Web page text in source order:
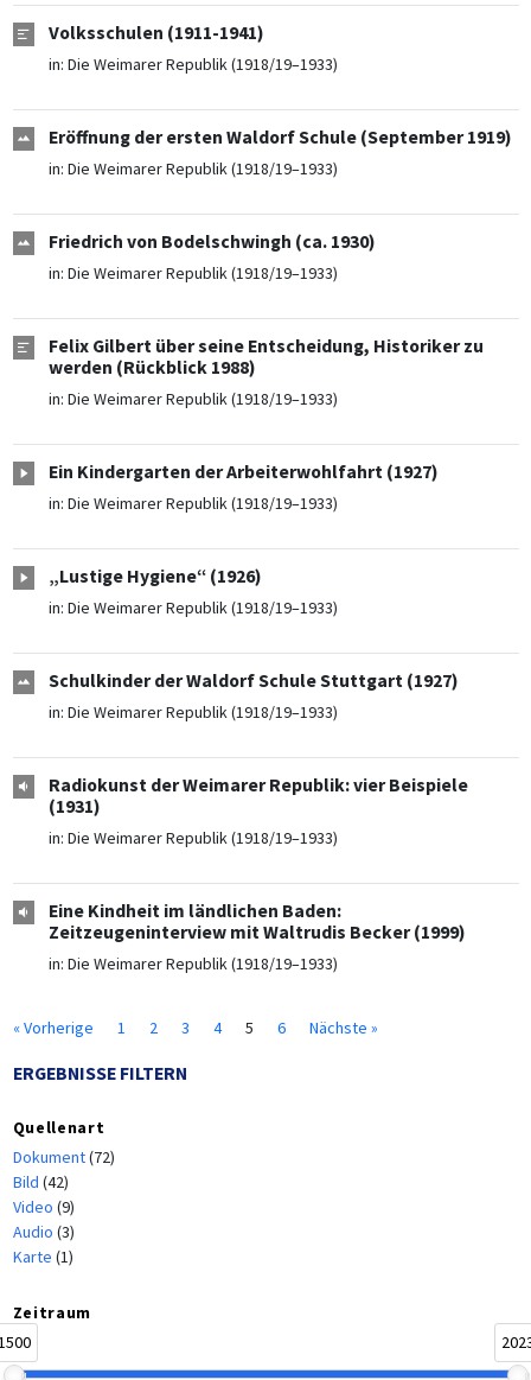
Volksschulen (1911-1941)
in: Die Weimarer Republik (1918/19–1933)
Eröffnung der ersten Waldorf Schule (September 1919)
in: Die Weimarer Republik (1918/19–1933)
Friedrich von Bodelschwingh (ca. 1930)
in: Die Weimarer Republik (1918/19–1933)
Felix Gilbert über seine Entscheidung, Historiker zu
werden (Rückblick 1988)
in: Die Weimarer Republik (1918/19–1933)
Ein Kindergarten der Arbeiterwohlfahrt (1927)
in: Die Weimarer Republik (1918/19–1933)
„Lustige Hygiene“ (1926)
in: Die Weimarer Republik (1918/19–1933)
Schulkinder der Waldorf Schule Stuttgart (1927)
in: Die Weimarer Republik (1918/19–1933)
Radiokunst der Weimarer Republik: vier Beispiele
(1931)
in: Die Weimarer Republik (1918/19–1933)
Eine Kindheit im ländlichen Baden:
Zeitzeugeninterview mit Waltrudis Becker (1999)
in: Die Weimarer Republik (1918/19–1933)
« Vorherige 1 2 3 4 5 6 Nächste »
ERGEBNISSE FILTERN
Quellenart
Dokument(72)
Bild (42)
Video (9)
Audio (3)
Karte (1)
Zeitraum